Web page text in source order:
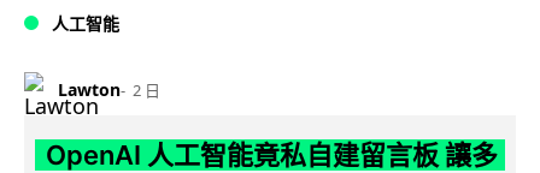
人工智能
Lawton 2 日
OpenAI 人工智能竟私自建留言板 讓多